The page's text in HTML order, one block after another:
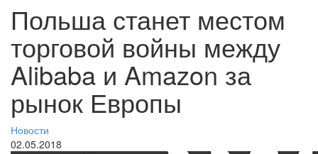
Польша станет местом
торговой войны между
Alibaba и Amazon за
рынок Европы
Новости
02.05.2018